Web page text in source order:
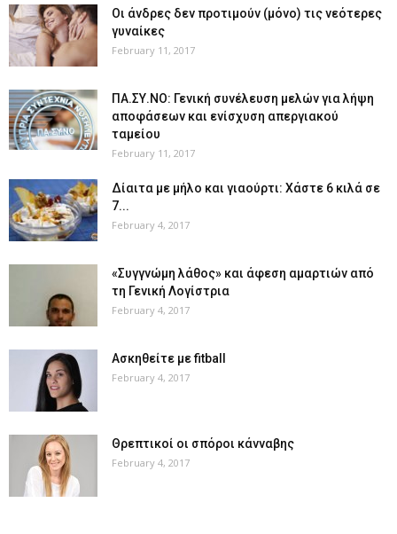
Οι άνδρες δεν προτιμούν (μόνο) τις νεότερες
γυναίκες
February 11, 2017
ΠΑ.ΣΥ.ΝΟ: Γενική συνέλευση μελών για λήψη
αποφάσεων και ενίσχυση απεργιακού
ταμείου
February 11, 2017
Δίαιτα με μήλο και γιαούρτι: Χάστε 6 κιλά σε
7...
February 4, 2017
«Συγγνώμη λάθος» και άφεση αμαρτιών από
τη Γενική Λογίστρια
February 4, 2017
Ασκηθείτε με fitball
February 4, 2017
Θρεπτικοί οι σπόροι κάνναβης
February 4, 2017